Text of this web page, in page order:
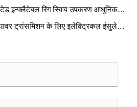
इन्फ्लैटेबल रिंग स्विच उपकरण आधुनिक
पसंदीदा विकल्प क्यों बन रहा है?
ट्रांसमिशन के लिए इलेक्ट्रिकल इंसुलेटर